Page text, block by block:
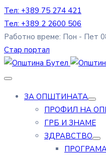
Тел: +389 75 274 421
Тел: +389 2 2600 506
Работно време: Пон - Пет
Стар портал
ЗА ОПШТИНАТА
ПРОФИЛ НА
ГРБ И ЗНАМЕ
ЗДРАВСТВО